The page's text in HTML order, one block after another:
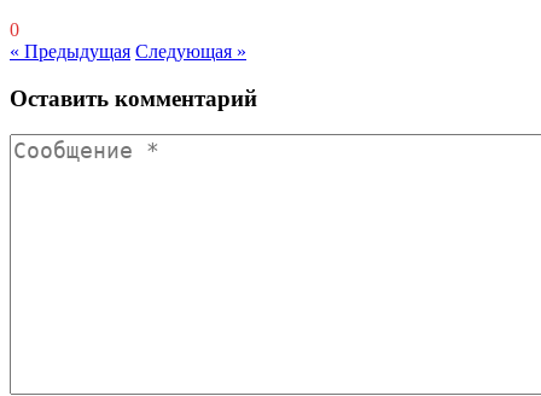
0
« Предыдущая Следующая »
Оставить комментарий